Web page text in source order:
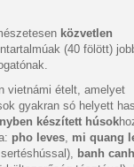
közvetlen
(40 fölött)
vietnámi ételt, amelyet
gyakran só helyett
készített húsok
pho leves, mi quang
banh